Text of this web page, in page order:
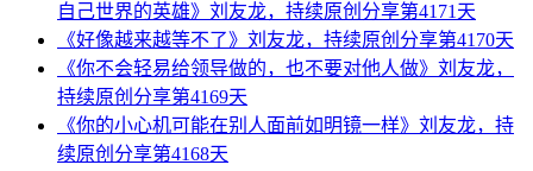
自己世界的英雄》刘友龙，持续原创分享第4171天
《好像越来越等不了》刘友龙，持续原创分享第4170天
《你不会轻易给领导做的，也不要对他人做》刘友龙，
持续原创分享第4169天
《你的小心机可能在别人面前如明镜一样》刘友龙，持
续原创分享第4168天